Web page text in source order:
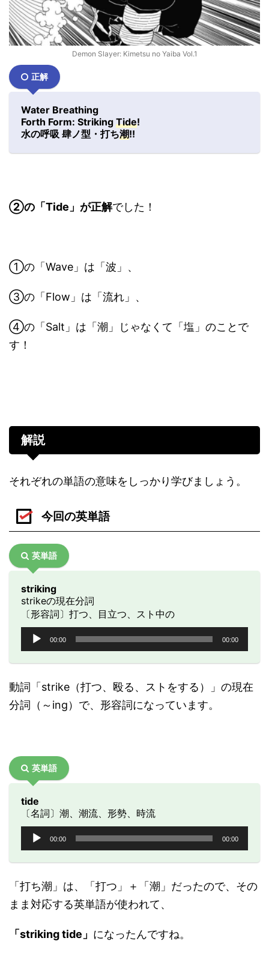
Demon Slayer: Kimetsu no Yaiba Vol.1
正解
Water Breathing
Forth Form: Striking Tide!
水の呼吸 肆ノ型・打ち潮!!
②の「Tide」が正解でした！
①の「Wave」は「波」、
③の「Flow」は「流れ」、
④の「Salt」は「潮」じゃなくて「塩」のことで
す！
解説
それぞれの単語の意味をしっかり学びましょう。
今回の英単語
英単語
striking
strikeの現在分詞
〔形容詞〕打つ、目立つ、スト中の
ー
ヤ
ー
00:00 00:00
動詞「strike（打つ、殴る、ストをする）」の現在
分詞（～ing）で、形容詞になっています。
英単語
tide
〔名詞〕潮、潮流、形勢、時流
ー
ヤ
ー
00:00 00:00
「打ち潮」は、「打つ」＋「潮」だったので、その
まま対応する英単語が使われて、
「striking tide」 になったんですね。